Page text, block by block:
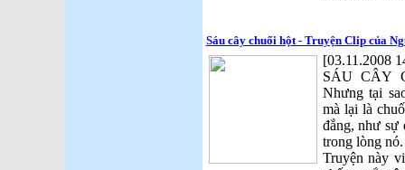
Sáu cây chuối hột - Truyện Clip của
[03.11.2008
SÁU CÂY
Nhưng tại
mà lại là
đắng, như sự
trong lòng nó.
Truyện này